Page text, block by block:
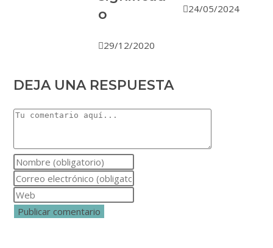
o
29/12/2020
24/05/2024
DEJA UNA RESPUESTA
Comentario
Introduce
tu
nombre
o
nombre
Introduce
tu
dirección
Introduce
la